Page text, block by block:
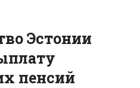
Эстонии
пенсий